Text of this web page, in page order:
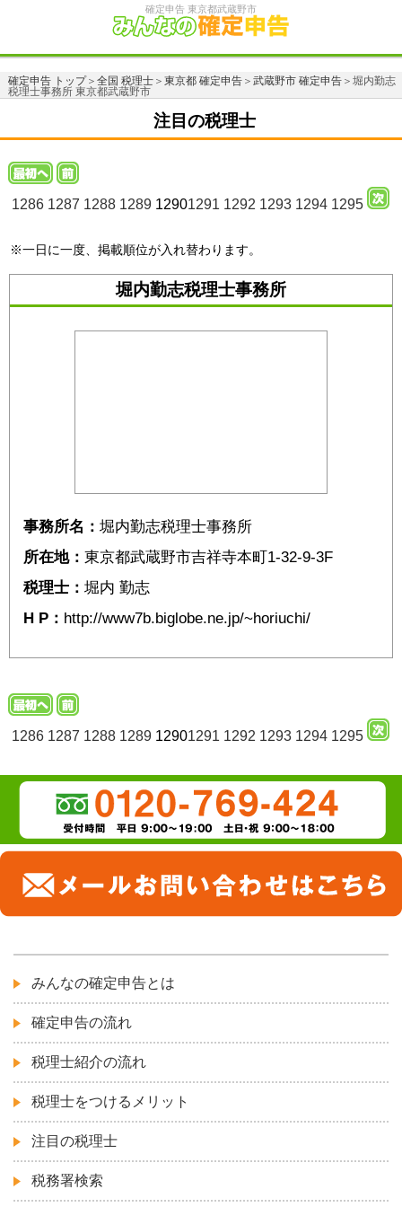
確定申告 東京都武蔵野市
確定申告 トップ＞ 全国 税理士＞ 東京都 確定申告＞ 武蔵野市 確定申告＞堀内勤志
税理士事務所 東京都武蔵野市
注目の税理士
1286 1287 1288 128912901291 1292 1293 1294 1295
※一日に一度、掲載順位が入れ替わります。
堀内勤志税理士事務所
事務所名： 堀内勤志税理士事務所
所在地： 東京都武蔵野市吉祥寺本町1-32-9-3F
税理士： 堀内 勤志
H P： http://www7b.biglobe.ne.jp/~horiuchi/
1286 1287 1288 128912901291 1292 1293 1294 1295
みんなの確定申告とは
確定申告の流れ
税理士紹介の流れ
税理士をつけるメリット
注目の税理士
税務署検索